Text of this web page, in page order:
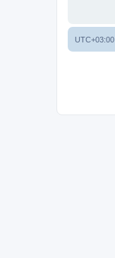
UTC+03:00